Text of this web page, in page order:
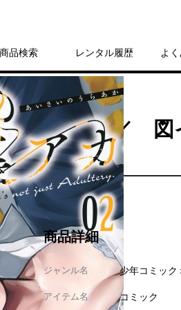
商品検索 レンタル履歴 よ
KCデラックス
カ（2） ／ 図
2月12日
商品詳細
ジャンル名 少年コミック
アイテム名 コミック